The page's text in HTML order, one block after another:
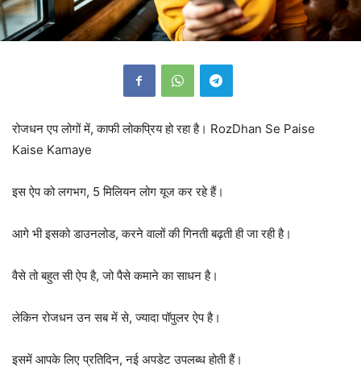
रोजधन एप लोगों में, काफी लोकप्रिय हो रहा है। RozDhan Se Paise
Kaise Kamaye
इस ऐप को लगभग, 5 मिलियन लोग यूज कर रहे हैं।
आगे भी इसको डाउनलोड, करने वालों की गिनती बढ़ती ही जा रही है।
वैसे तो बहुत सी ऐप है, जो पैसे कमाने का साधन है।
लेकिन रोजधन उन सब में से, ज्यादा पॉपुलर ऐप है।
इसमें आपके लिए प्रतिदिन, नई अपडेट उपलब्ध होती हैं।